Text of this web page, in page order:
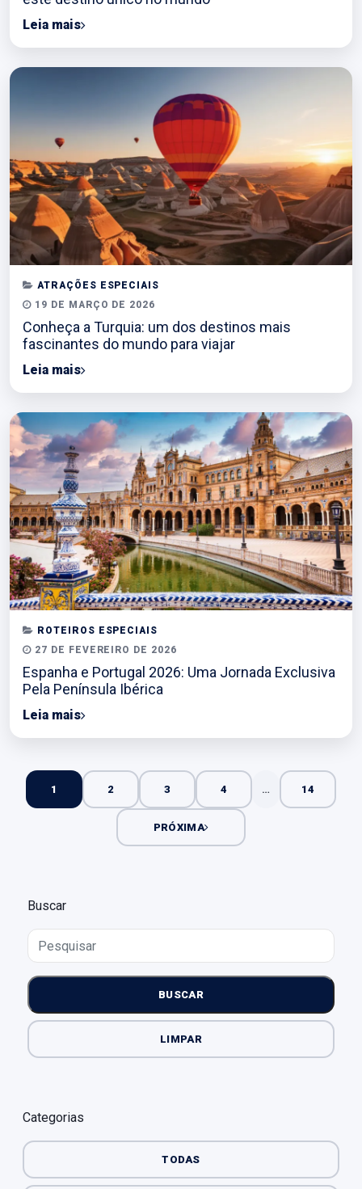
Leia mais
ATRAÇÕES ESPECIAIS
19 DE MARÇO DE 2026
Conheça a Turquia: um dos destinos mais
fascinantes do mundo para viajar
Leia mais
ROTEIROS ESPECIAIS
27 DE FEVEREIRO DE 2026
Espanha e Portugal 2026: Uma Jornada Exclusiva
Pela Península Ibérica
Leia mais
1 2 3 4 … 14
PRÓXIMA
Buscar
BUSCAR
LIMPAR
Categorias
TODAS